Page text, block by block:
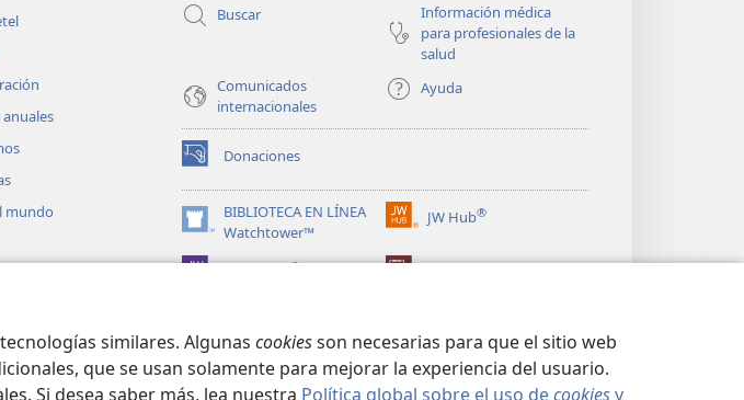
similares. Algunas cookiesson necesarias para que el sitio web
que se usan solamente para mejorar la experiencia del usuario.
Si desea saber más, lea nuestra Política global sobre el uso decookiesy
anuales
mundo
Buscar
Información médica
para profesionales de la
salud
Comunicados
internacionales
Ayuda
Donaciones
(abre
una
nueva
ventana)
BIBLIOTECA EN LÍNEA
Watchtower™
(abre
una
JW Hub®
(abre
nueva
®